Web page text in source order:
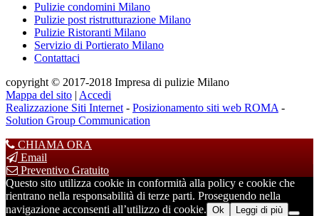
Pulizie condomini Milano
Pulizie post ristrutturazione Milano
Pulizie Ristoranti Milano
Servizio di Portierato Milano
Contattaci
copyright © 2017-2018 Impresa di pulizie Milano
Mappa del sito | Accedi
Realizzazione Siti Internet - Posizionamento siti web ROMA -
Solution Group Communication
CHIAMA ORA
Email
Preventivo Gratuito
Questo sito utilizza cookie in conformità alla policy e cookie che
rientrano nella responsabilità di terze parti. Proseguendo nella
navigazione acconsenti all’utilizzo di cookie. Ok Leggi di più